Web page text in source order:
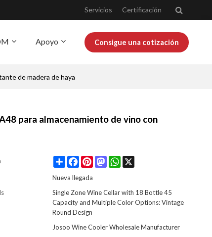
Servicios Certificación
Apoyo Consigue una cotización
de madera de haya
para almacenamiento de vino con
ShareFacebookPinterestMastodonWhatsApp
X
Nueva llegada
Single Zone Wine Cellar with 18 Bottle 45
Capacity and Multiple Color Options: Vintage
Round Design
Josoo Wine Cooler Wholesale Manufacturer